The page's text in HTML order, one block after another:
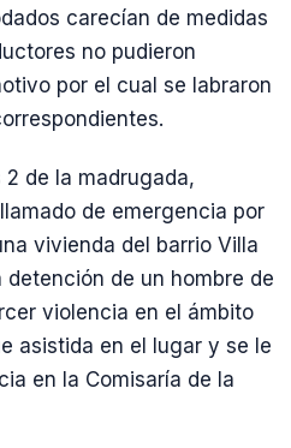
carecían de medidas
no pudieron
por el cual se labraron
de la madrugada,
de emergencia por
vivienda del barrio Villa
de un hombre de
violencia en el ámbito
asistida en el lugar y se le
en la Comisaría de la